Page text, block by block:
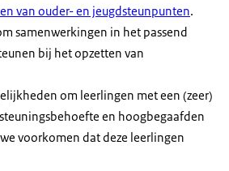
van ouder- en jeugdsteunpunten.
samenwerkingen in het passend
bij het opzetten van
om leerlingen met een (zeer)
en hoogbegaafden
voorkomen dat deze leerlingen